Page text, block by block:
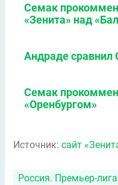
Семак
«Зенита» над
Андраде сравнил
Семак
«Оренбургом»
Источник: сайт
Россия. Премьер-лига